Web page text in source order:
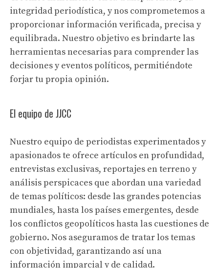
integridad periodística, y nos comprometemos a
proporcionar información verificada, precisa y
equilibrada. Nuestro objetivo es brindarte las
herramientas necesarias para comprender las
decisiones y eventos políticos, permitiéndote
forjar tu propia opinión.
El equipo de JJCC
Nuestro equipo de periodistas experimentados y
apasionados te ofrece artículos en profundidad,
entrevistas exclusivas, reportajes en terreno y
análisis perspicaces que abordan una variedad
de temas políticos: desde las grandes potencias
mundiales, hasta los países emergentes, desde
los conflictos geopolíticos hasta las cuestiones de
gobierno. Nos aseguramos de tratar los temas
con objetividad, garantizando así una
información imparcial y de calidad.